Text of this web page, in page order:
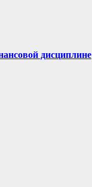
дисциплине